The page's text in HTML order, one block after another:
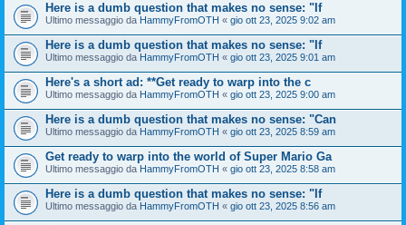
Here is a dumb question that makes no sense: "If
Ultimo messaggio da HammyFromOTH « gio ott 23, 2025 9:02 am
Here is a dumb question that makes no sense: "If
Ultimo messaggio da HammyFromOTH « gio ott 23, 2025 9:01 am
Here's a short ad: **Get ready to warp into the c
Ultimo messaggio da HammyFromOTH « gio ott 23, 2025 9:00 am
Here is a dumb question that makes no sense: "Can
Ultimo messaggio da HammyFromOTH « gio ott 23, 2025 8:59 am
Get ready to warp into the world of Super Mario Ga
Ultimo messaggio da HammyFromOTH « gio ott 23, 2025 8:58 am
Here is a dumb question that makes no sense: "If
Ultimo messaggio da HammyFromOTH « gio ott 23, 2025 8:56 am